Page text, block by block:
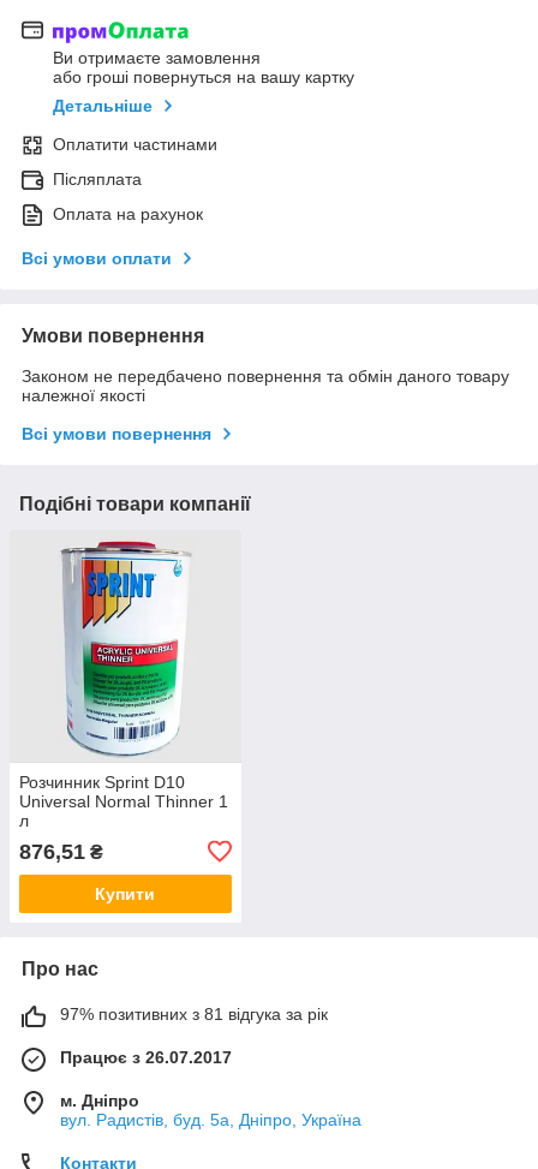
Ви отримаєте замовлення
або гроші повернуться на вашу картку
Детальніше
Оплатити частинами
Післяплата
Оплата на рахунок
Всі умови оплати
Умови повернення
Законом не передбачено повернення та обмін даного товару
належної якості
Всі умови повернення
Подібні товари компанії
Розчинник Sprint D10
Universal Normal Thinner 1
л
876,51 ₴
Купити
Про нас
97% позитивних з 81 відгука за рік
Працює з 26.07.2017
м. Дніпро
вул. Радистів, буд. 5а, Дніпро, Україна
Контакти